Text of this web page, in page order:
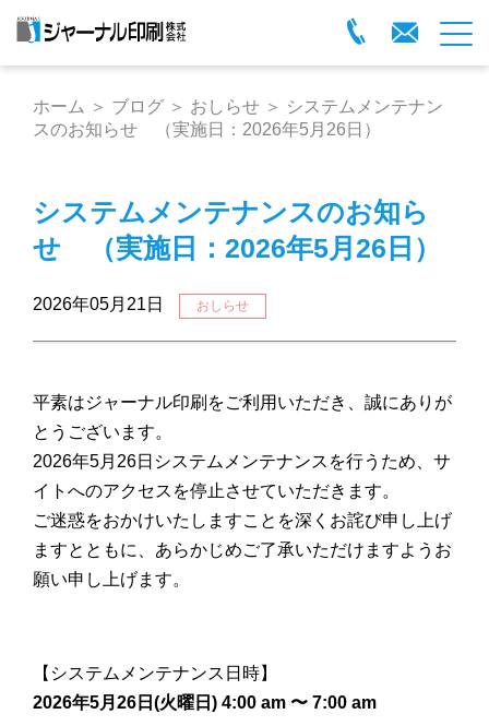
ホーム ＞ ブログ ＞ おしらせ ＞ システムメンテナン
スのお知らせ （実施日：2026年5月26日）
システムメンテナンスのお知ら
せ （実施日：2026年5月26日）
2026年05月21日 おしらせ
平素はジャーナル印刷をご利用いただき、誠にありが
とうございます。
2026年5月26日システムメンテナンスを行うため、サ
イトへのアクセスを停止させていただきます。
ご迷惑をおかけいたしますことを深くお詫び申し上げ
ますとともに、あらかじめご了承いただけますようお
願い申し上げます。
【システムメンテナンス日時】
2026年5月26日(火曜日) 4:00 am 〜 7:00 am